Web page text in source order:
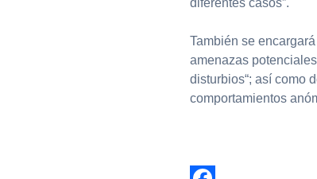
También se
amenazas
disturbios“; así como
comportamientos